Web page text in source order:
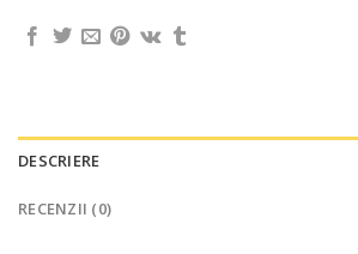
DESCRIERE
RECENZII (0)